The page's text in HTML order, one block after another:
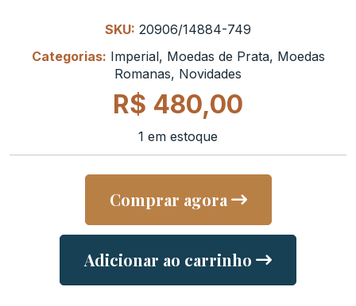
SKU: 20906/14884-749
Categorias: Imperial, Moedas de Prata, Moedas
Romanas, Novidades
R$ 480,00
1 em estoque
Comprar agora
Adicionar ao carrinho